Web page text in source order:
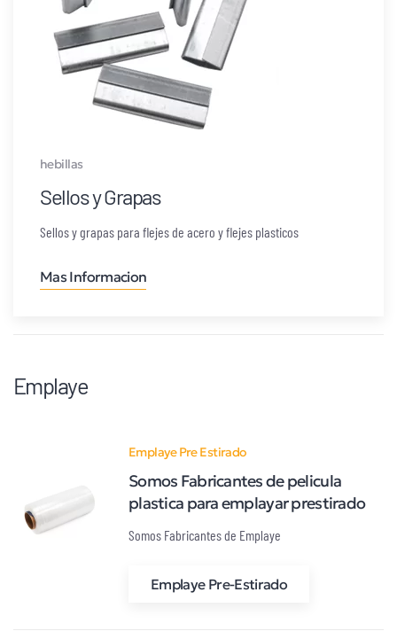
hebillas
Sellos y Grapas
Sellos y grapas para flejes de acero y flejes plasticos
Mas Informacion
Emplaye
Emplaye Pre Estirado
Somos Fabricantes de pelicula
plastica para emplayar prestirado
Somos Fabricantes de Emplaye
Emplaye Pre-Estirado